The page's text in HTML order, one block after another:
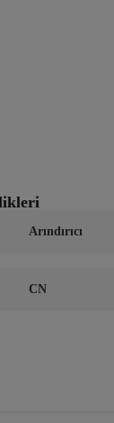
Arındırıcı
CN